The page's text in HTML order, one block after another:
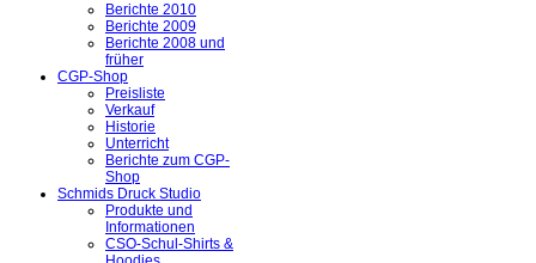
Berichte 2010
Berichte 2009
Berichte 2008 und
früher
CGP-Shop
Preisliste
Verkauf
Historie
Unterricht
Berichte zum CGP-
Shop
Schmids Druck Studio
Produkte und
Informationen
CSO-Schul-Shirts &